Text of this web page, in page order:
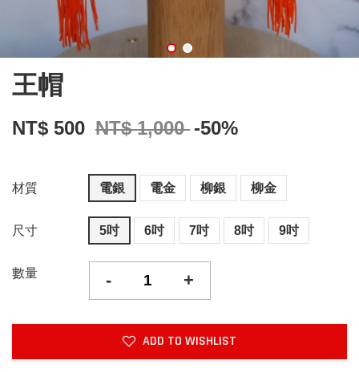
王帽
NT$ 500 NT$ 1,000 -50%
材質 電銀 電金 柳銀 柳金
尺寸 5吋 6吋 7吋 8吋 9吋
數量 - +
ADD TO WISHLIST